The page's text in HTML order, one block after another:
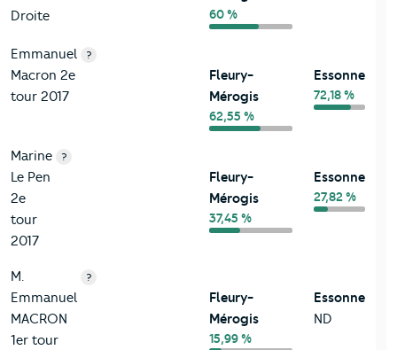
Droite
60 %
Emmanuel
Macron 2e
tour 2017
?
Fleury-
Mérogis
62,55 %
Essonne
72,18 %
Marine
Le Pen
2e
tour
2017
?
Fleury-
Mérogis
37,45 %
Essonne
27,82 %
M.
Emmanuel
MACRON
1er tour
?
Fleury-
Mérogis
15,99 %
Essonne
ND